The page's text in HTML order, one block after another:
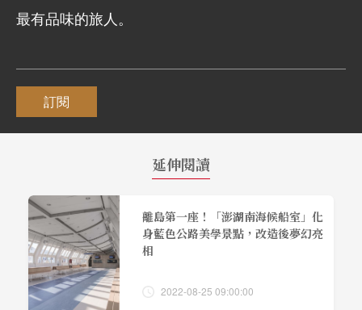
最有品味的旅人。
訂閱
延伸閱讀
離島第一座！「澎湖南海候船室」化
身藍色公路美學景點，改造後夢幻亮
相
2022-08-25 09:00:00